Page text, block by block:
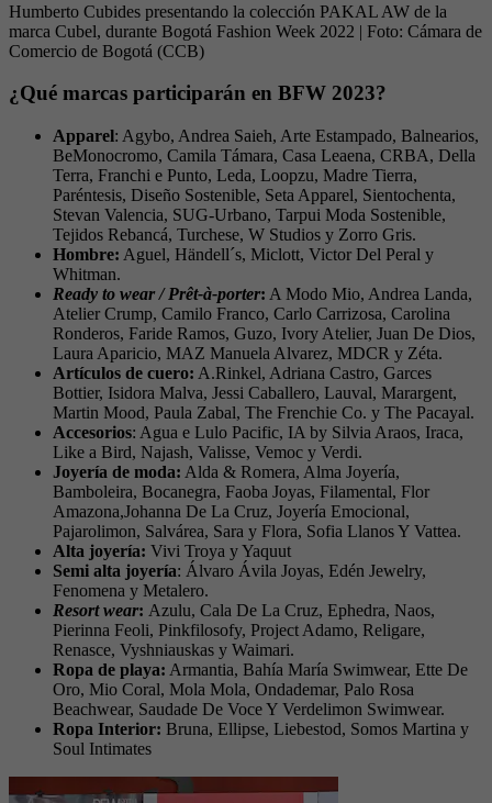
Humberto Cubides presentando la colección PAKAL AW de la
marca Cubel, durante Bogotá Fashion Week 2022 | Foto: Cámara de
Comercio de Bogotá (CCB)
¿Qué marcas participarán en BFW 2023?
Apparel: Agybo, Andrea Saieh, Arte Estampado, Balnearios,
BeMonocromo, Camila Támara, Casa Leaena, CRBA, Della
Terra, Franchi e Punto, Leda, Loopzu, Madre Tierra,
Paréntesis, Diseño Sostenible, Seta Apparel, Sientochenta,
Stevan Valencia, SUG-Urbano, Tarpui Moda Sostenible,
Tejidos Rebancá, Turchese, W Studios y Zorro Gris.
Hombre: Aguel, Händell´s, Miclott, Victor Del Peral y
Whitman.
Ready to wear / Prêt-à-porter: A Modo Mio, Andrea Landa,
Atelier Crump, Camilo Franco, Carlo Carrizosa, Carolina
Ronderos, Faride Ramos, Guzo, Ivory Atelier, Juan De Dios,
Laura Aparicio, MAZ Manuela Alvarez, MDCR y Zéta.
Artículos de cuero: A.Rinkel, Adriana Castro, Garces
Bottier, Isidora Malva, Jessi Caballero, Lauval, Marargent,
Martin Mood, Paula Zabal, The Frenchie Co. y The Pacayal.
Accesorios: Agua e Lulo Pacific, IA by Silvia Araos, Iraca,
Like a Bird, Najash, Valisse, Vemoc y Verdi.
Joyería de moda: Alda & Romera, Alma Joyería,
Bamboleira, Bocanegra, Faoba Joyas, Filamental, Flor
Amazona,Johanna De La Cruz, Joyería Emocional,
Pajarolimon, Salvárea, Sara y Flora, Sofia Llanos Y Vattea.
Alta joyería: Vivi Troya y Yaquut
Semi alta joyería: Álvaro Ávila Joyas, Edén Jewelry,
Fenomena y Metalero.
Resort wear: Azulu, Cala De La Cruz, Ephedra, Naos,
Pierinna Feoli, Pinkfilosofy, Project Adamo, Religare,
Renasce, Vyshniauskas y Waimari.
Ropa de playa: Armantia, Bahía María Swimwear, Ette De
Oro, Mio Coral, Mola Mola, Ondademar, Palo Rosa
Beachwear, Saudade De Voce Y Verdelimon Swimwear.
Ropa Interior: Bruna, Ellipse, Liebestod, Somos Martina y
Soul Intimates